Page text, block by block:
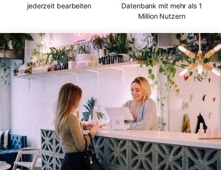
jederzeit bearbeiten
Datenbank mit mehr als 1
Million Nutzern